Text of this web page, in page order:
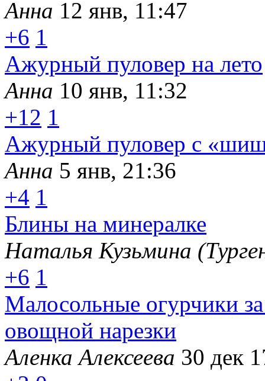
Анна 12 янв, 11:47
+6 1
Ажурный пуловер на лето
Анна 10 янв, 11:32
+12 1
Ажурный пуловер с
Анна 5 янв, 21:36
+4 1
Блины на минералке
Наталья Кузьмина
+6 1
Малосольные огурчики
овощной нарезки
Аленка Алексеева 30 дек